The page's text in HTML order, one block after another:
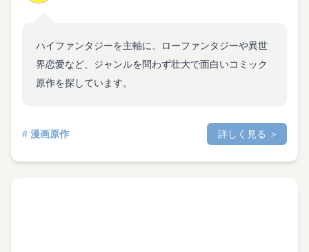
ハイファンタジーを主軸に、ローファンタジーや異世
界恋愛など、ジャンルを問わず壮大で面白いコミック
原作を探しています。
# 漫画原作 詳しく見る ＞